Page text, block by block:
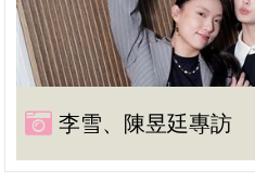
李雪、陳昱廷專訪